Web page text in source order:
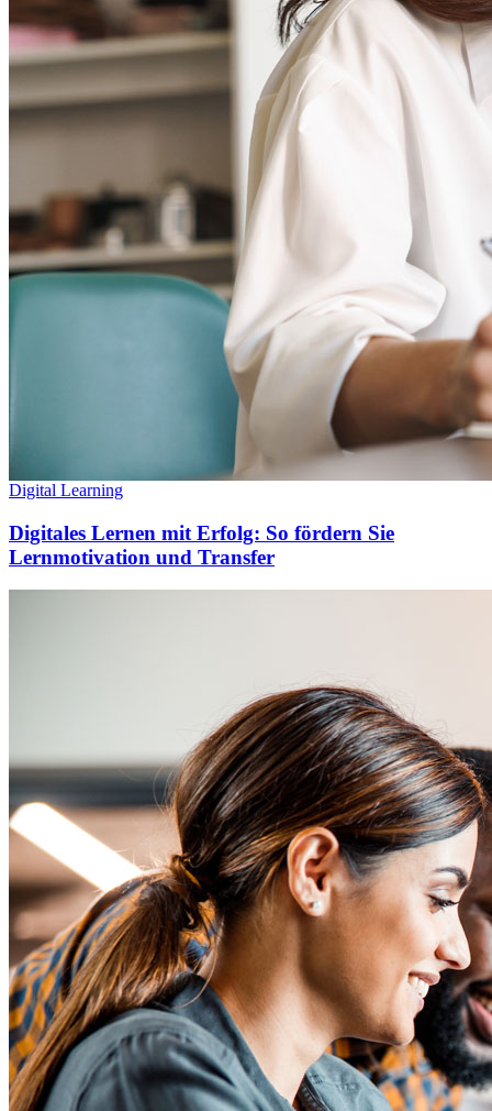
Digital Learning
Digitales Lernen mit Erfolg: So fördern Sie
Lernmotivation und Transfer